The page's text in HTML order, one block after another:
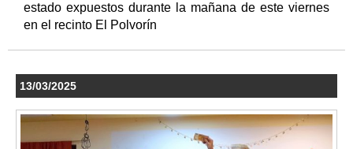
estado expuestos durante la mañana de este viernes
en el recinto El Polvorín
13/03/2025